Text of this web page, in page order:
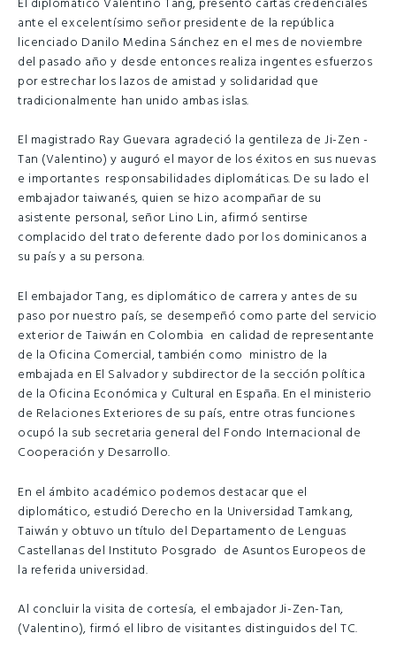
ante el excelentísimo señor presidente de la república
licenciado Danilo Medina Sánchez en el mes de noviembre
del pasado año y desde entonces realiza ingentes esfuerzos
por estrechar los lazos de amistad y solidaridad que
tradicionalmente han unido ambas islas.
El magistrado Ray Guevara agradeció la gentileza de Ji-Zen -
Tan (Valentino) y auguró el mayor de los éxitos en sus nuevas
e importantes responsabilidades diplomáticas. De su lado el
embajador taiwanés, quien se hizo acompañar de su
asistente personal, señor Lino Lin, afirmó sentirse
complacido del trato deferente dado por los dominicanos a
su país y a su persona.
El embajador Tang, es diplomático de carrera y antes de su
paso por nuestro país, se desempeñó como parte del servicio
exterior de Taiwán en Colombia en calidad de representante
de la Oficina Comercial, también como ministro de la
embajada en El Salvador y subdirector de la sección política
de la Oficina Económica y Cultural en España. En el ministerio
de Relaciones Exteriores de su país, entre otras funciones
ocupó la sub secretaria general del Fondo Internacional de
Cooperación y Desarrollo.
En el ámbito académico podemos destacar que el
diplomático, estudió Derecho en la Universidad Tamkang,
Taiwán y obtuvo un título del Departamento de Lenguas
Castellanas del Instituto Posgrado de Asuntos Europeos de
la referida universidad.
Al concluir la visita de cortesía, el embajador Ji-Zen-Tan,
(Valentino), firmó el libro de visitantes distinguidos del TC.